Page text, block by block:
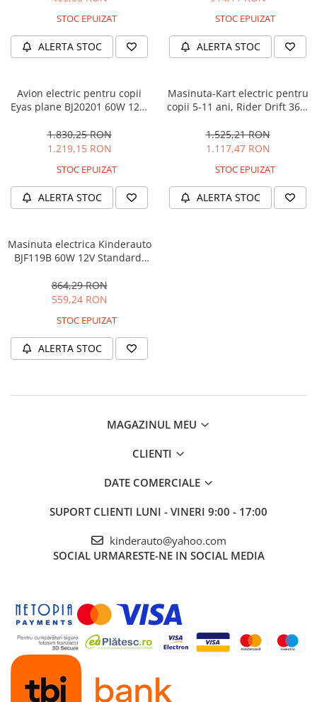
STOC EPUIZAT
ALERTA STOC
STOC EPUIZAT
ALERTA STOC
Avion electric pentru copii
Eyas plane BJ20201 60W 12V,
1.830,25 RON
1.219,15 RON
STOC EPUIZAT
ALERTA STOC
Masinuta-Kart electric pentru
copii 5-11 ani, Rider Drift 360,
1.525,21 RON
1.117,47 RON
STOC EPUIZAT
ALERTA STOC
Masinuta electrica Kinderauto
BJF119B 60W 12V Standard,
864,29 RON
559,24 RON
STOC EPUIZAT
ALERTA STOC
MAGAZINUL MEU
CLIENTI
DATE COMERCIALE
SUPORT CLIENTI LUNI - VINERI 9:00 - 17:00
kinderauto@yahoo.com
SOCIAL URMARESTE-NE IN SOCIAL MEDIA